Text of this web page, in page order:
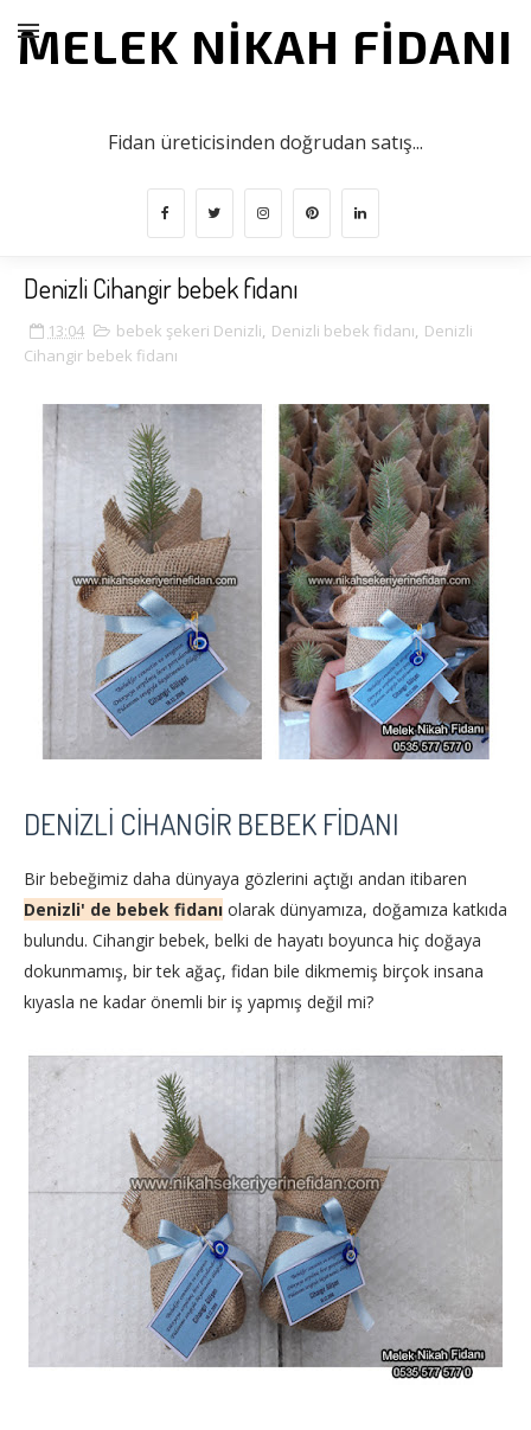
MELEK NIKAH FIDANI
Fidan üreticisinden doğrudan satış...
Denizli Cihangir bebek fidanı
13:04 bebek şekeri Denizli, Denizli bebek fidanı, Denizli
Cihangir bebek fidanı
DENIZLI CIHANGIR BEBEK FIDANI
Bir bebeğimiz daha dünyaya gözlerini açtığı andan itibaren
Denizli' de bebek fidanı olarak dünyamıza, doğamıza katkıda
bulundu. Cihangir bebek, belki de hayatı boyunca hiç doğaya
dokunmamış, bir tek ağaç, fidan bile dikmemiş birçok insana
kıyasla ne kadar önemli bir iş yapmış değil mi?